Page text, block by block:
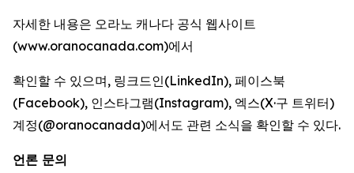
자세한 내용은 오라노 캐나다 공식 웹사이트
(www.oranocanada.com)에서
확인할 수 있으며, 링크드인(LinkedIn), 페이스북
(Facebook), 인스타그램(Instagram), 엑스(X·구 트위터)
계정(@oranocanada)에서도 관련 소식을 확인할 수 있다.
언론 문의